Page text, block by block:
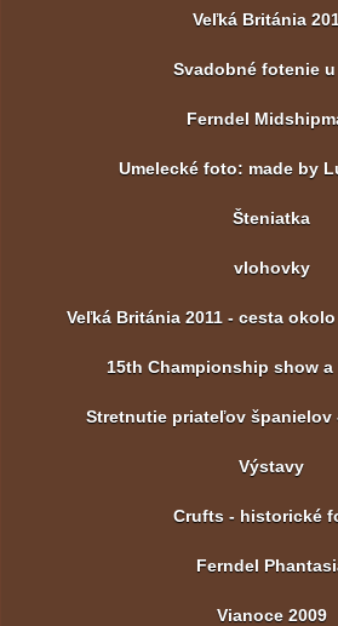
Veľká Británia
Svadobné fotenie u
Ferndel
Umelecké foto: made by
Šteniatka
vlohovky
Veľká Británia 2011 - cesta
15th Championship show
Stretnutie priateľov španielov
Výstavy
Crufts - historické
Ferndel
Vianoce 2009